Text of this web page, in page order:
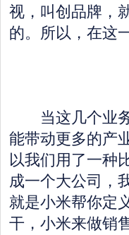
视，叫创品牌，
的。所以，在这
当这几个业务
能带动更多的产
以我们用了一种
成一个大公司，
就是小米帮你定
干，小米来做销